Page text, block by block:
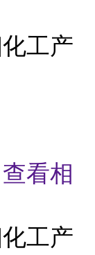
工产
查看相
工产